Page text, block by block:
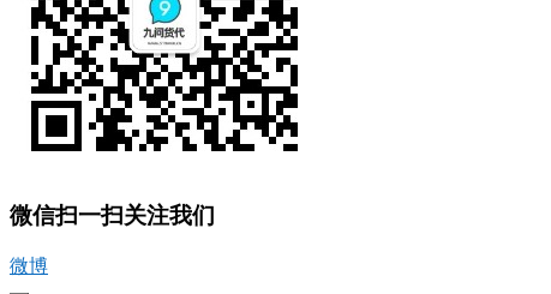
微信扫一扫关注我们
微博